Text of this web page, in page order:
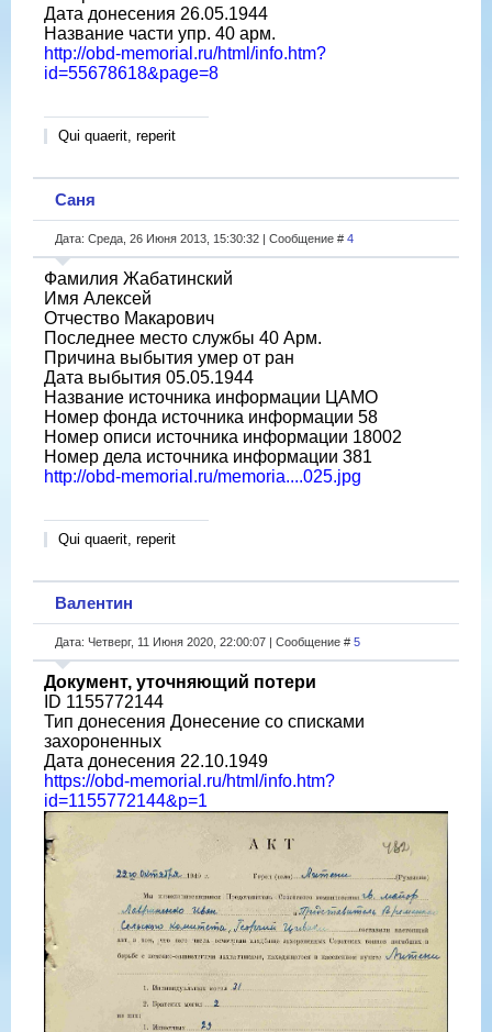
Дата донесения 26.05.1944
Название части упр. 40 арм.
http://obd-memorial.ru/html/info.htm?
id=55678618&page=8
Qui quaerit, reperit
Саня
Дата: Среда, 26 Июня 2013, 15:30:32 | Сообщение # 4
Фамилия Жабатинский
Имя Алексей
Отчество Макарович
Последнее место службы 40 Арм.
Причина выбытия умер от ран
Дата выбытия 05.05.1944
Название источника информации ЦАМО
Номер фонда источника информации 58
Номер описи источника информации 18002
Номер дела источника информации 381
http://obd-memorial.ru/memoria....025.jpg
Qui quaerit, reperit
Валентин
Дата: Четверг, 11 Июня 2020, 22:00:07 | Сообщение # 5
Документ, уточняющий потери
ID 1155772144
Тип донесения Донесение со списками
захороненных
Дата донесения 22.10.1949
https://obd-memorial.ru/html/info.htm?
id=1155772144&p=1